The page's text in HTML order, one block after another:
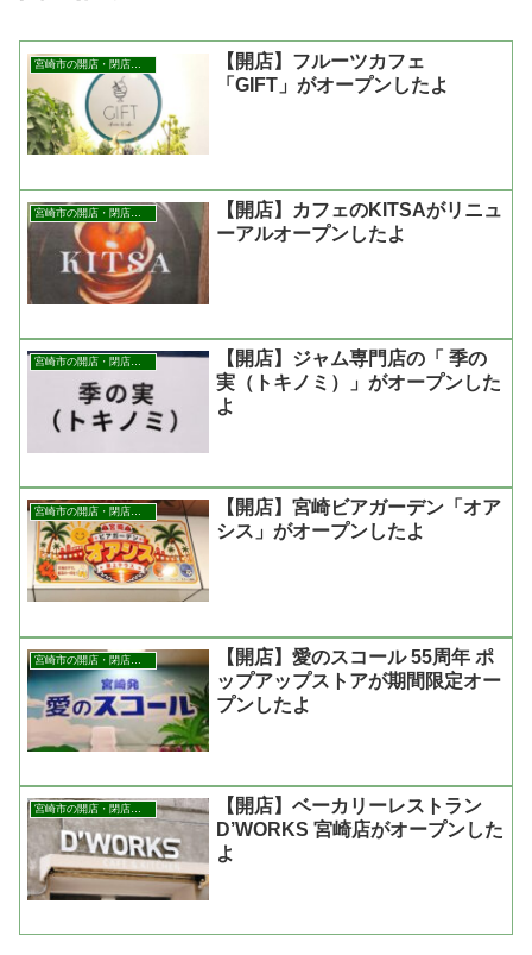
【開店】フルーツカフェ
「GIFT」がオープンしたよ
宮崎市の開店・閉店まとめ
【開店】カフェのKITSAがリニュ
ーアルオープンしたよ
宮崎市の開店・閉店まとめ
【開店】ジャム専門店の「 季の
実（トキノミ）」がオープンした
よ
【開店】宮崎ビアガーデン「オア
シス」がオープンしたよ
【開店】愛のスコール 55周年 ポ
ップアップストアが期間限定オー
プンしたよ
宮崎市の開店・閉店まとめ
【開店】ベーカリーレストラン
D’WORKS 宮崎店がオープンした
よ